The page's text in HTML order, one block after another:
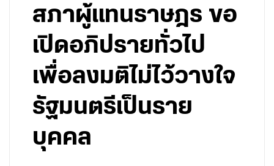
สภาผู้แทนราษฎร ขอ
เปิดอภิปรายทั่วไป
เพื่อลงมติไม่ไว้วางใจ
รัฐมนตรีเป็นราย
บุคคล